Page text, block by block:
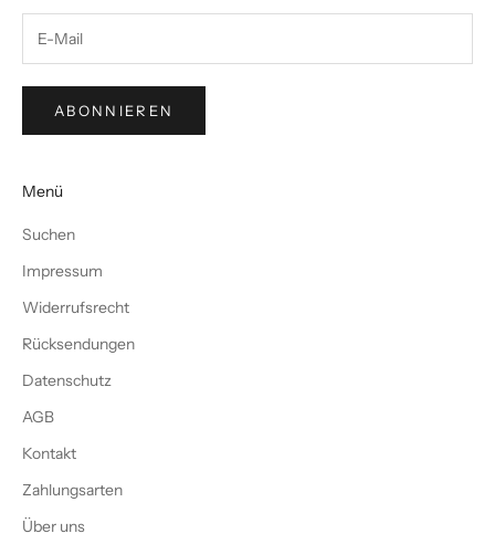
ABONNIEREN
Menü
Suchen
Impressum
Widerrufsrecht
Rücksendungen
Datenschutz
AGB
Kontakt
Zahlungsarten
Über uns